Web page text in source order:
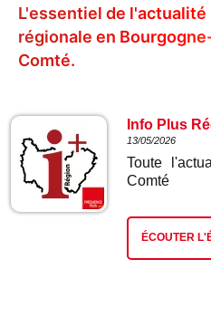
L'essentiel de l'actualité
régionale en
Comté.
Info Plus
13/05/2026
Toute
Comté
ÉCOUTER